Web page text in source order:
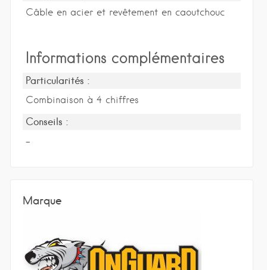
Câble en acier et revêtement en caoutchouc
Informations complémentaires
Particularités :
Combinaison à 4 chiffres
Conseils :
-
Marque